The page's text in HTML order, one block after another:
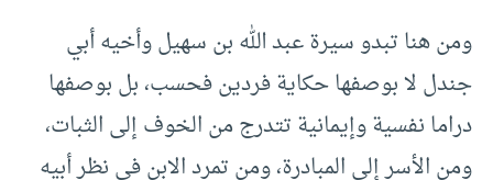
ومن هنا تبدو سيرة عبد الله بن سهيل وأخيه أبي
جندل لا بوصفها حكاية فردين فحسب، بل بوصفها
دراما نفسية وإيمانية تتدرج من الخوف إلى الثبات،
ومن الأسر إلى المبادرة، ومن تمرد الابن في نظر أبيه